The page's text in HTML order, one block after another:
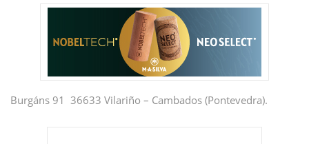
Burgáns 91 36633 Vilariño – Cambados (Pontevedra).